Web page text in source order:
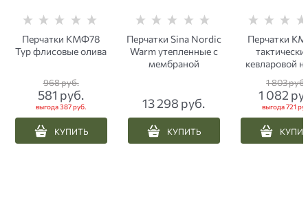
Перчатки КМФ78
Тур флисовые олива
968 руб.
581 руб.
выгода387 руб.
КУПИТЬ
Перчатки Sina Nordic
Warm утепленные с
мембраной
13 298 руб.
КУПИТЬ
Перчатки
кевларовой
1 803 руб.
1 082
выгода721